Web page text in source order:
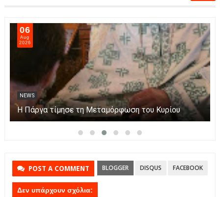
06
Aug
2026
NEWS
Η Πάργα τίμησε τη Μεταμόρφωση του Κυρίου
POST A COMMENT BLOGGER DISQUS FACEBOOK
Δεν υπάρχουν σχόλια: